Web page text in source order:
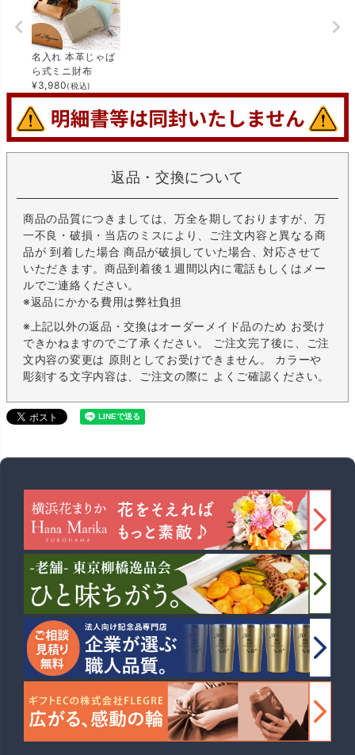
名入れ 本革じゃば
ら式ミニ財布
¥3,980(税込)
返品・交換について
商品の品質につきましては、万全を期しておりますが、万
一不良・破損・当店のミスにより、ご注文内容と異なる商
品が 到着した場合 商品が破損していた場合、対応させて
いただきます。商品到着後１週間以内に電話もしくはメー
ルでご連絡ください。
※返品にかかる費用は弊社負担
※上記以外の返品・交換はオーダーメイド品のため お受け
できかねますのでご了承ください。 ご注文完了後に、ご注
文内容の変更は 原則としてお受けできません。 カラーや
彫刻する文字内容は、ご注文の際に よくご確認ください。